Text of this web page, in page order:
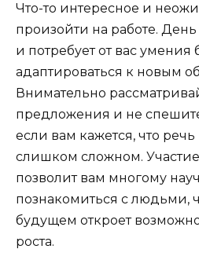
Что-то интересное и
произойти на работе.
и потребует от вас умения
адаптироваться к новым
Внимательно
предложения и не
если вам кажется, что
слишком сложном.
позволит вам многому
познакомиться с людьми,
будущем откроет
роста.